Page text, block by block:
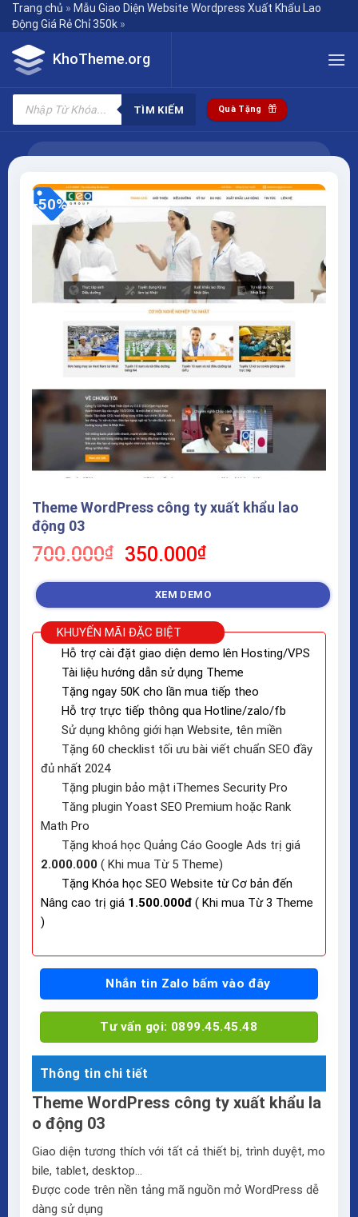
Skip
content
Trang chủ » Mẫu Giao Diện Website Wordpress Xuất Khẩu Lao
Động Giá Rẻ Chỉ 350k »
KhoTheme.org
Tìm
kiếm
phẩm
TÌM KIẾM Quà Tặng
-50%
Theme WordPress công ty xuất khẩu lao
động 03
700.000₫
Giá
700.000₫.
350.000₫Giá
tại
là:
350.000₫.
XEM DEMO
KHUYẾN MÃI ĐẶC BIỆT
Hỗ trợ cài đặt giao diện demo lên Hosting/VPS
Tài liệu hướng dẫn sử dụng Theme
Tặng ngay 50K cho lần mua tiếp theo
Hỗ trợ trực tiếp thông qua Hotline/zalo/fb
Sử dụng không giới hạn Website, tên miền
Tặng 60 checklist tối ưu bài viết chuẩn SEO đầy
đủ nhất 2024
Tặng plugin bảo mật iThemes Security Pro
Tăng plugin Yoast SEO Premium hoặc Rank
Math Pro
Tặng khoá học Quảng Cáo Google Ads trị giá
2.000.000 ( Khi mua Từ 5 Theme)
Tặng Khóa học SEO Website từ Cơ bản đến
Nâng cao trị giá 1.500.000đ ( Khi mua Từ 3 Theme
)
Nhắn tin Zalo bấm vào đây
Tư vấn gọi: 0899.45.45.48
Thông tin chi tiết
Theme WordPress công ty xuất khẩu la
o động 03
Giao diện tương thích với tất cả thiết bị, trình duyệt, mo
bile, tablet, desktop…
Được code trên nền tảng mã nguồn mở WordPress dễ
dàng sử dụng